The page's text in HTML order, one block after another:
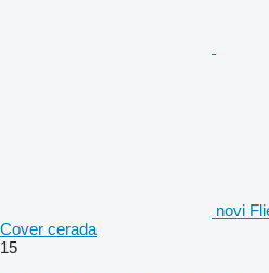
novi
Cover cerada
15